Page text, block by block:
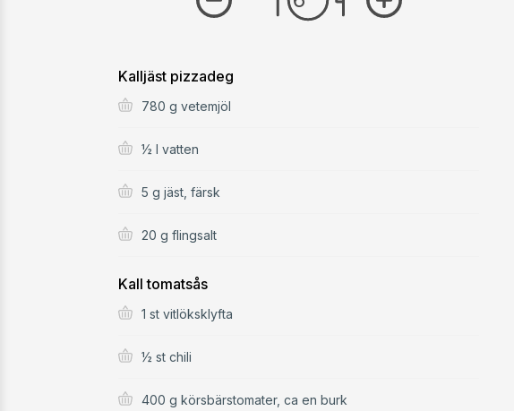
Kalljäst pizzadeg
780 g vetemjöl
½ l vatten
5 g jäst, färsk
20 g flingsalt
Kall tomatsås
1 st vitlöksklyfta
½ st chili
400 g körsbärstomater, ca en burk